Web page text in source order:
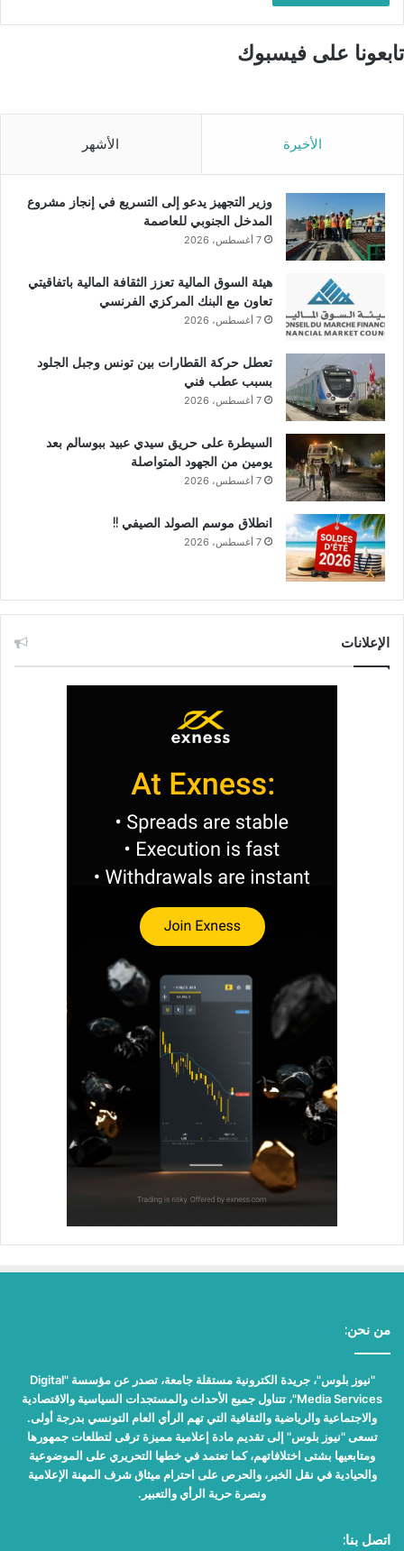
تابعونا على فيسبوك
الأخيرة الأشهر
وزير التجهيز يدعو إلى التسريع في إنجاز مشروع
المدخل الجنوبي للعاصمة
7 أغسطس، 2026
هيئة السوق المالية تعزز الثقافة المالية باتفاقيتي
تعاون مع البنك المركزي الفرنسي
7 أغسطس، 2026
تعطل حركة القطارات بين تونس وجبل الجلود
بسبب عطب فني
7 أغسطس، 2026
السيطرة على حريق سيدي عبيد ببوسالم بعد
يومين من الجهود المتواصلة
7 أغسطس، 2026
انطلاق موسم الصولد الصيفي !!
7 أغسطس، 2026
الإعلانات
من نحن:
"نيوز بلوس"، جريدة الكترونية مستقلة جامعة، تصدر عن مؤسسة "Digital
Media Services"، تتناول جميع الأحداث والمستجدات السياسية والاقتصادية
والاجتماعية والرياضية والثقافية التي تهم الرأي العام التونسي بدرجة أولى.
تسعى "نيوز بلوس" إلى تقديم مادة إعلامية مميزة ترقى لتطلعات جمهورها
ومتابعيها بشتى اختلافاتهم، كما تعتمد في خطها التحريري على الموضوعية
والحيادية في نقل الخبر، والحرص على احترام ميثاق شرف المهنة الإعلامية
ونصرة حرية الرأي والتعبير.
اتصل بنا: